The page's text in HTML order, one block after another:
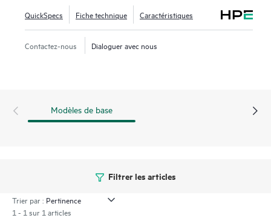
données plus vite et sur de grandes distances pour une
protection de données continue.
Le commutateur HPE Storage Série B SN4700B offre des
QuickSpecs Fiche technique Caractéristiques
Contactez-nous Dialoguer avec nous
Modèles de base
Filtrer les articles
Trier par :
1 - 1 sur 1 articles